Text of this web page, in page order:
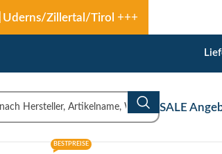
SALE
BESTPREISE
Uderns/Zillertal/Tirol +++